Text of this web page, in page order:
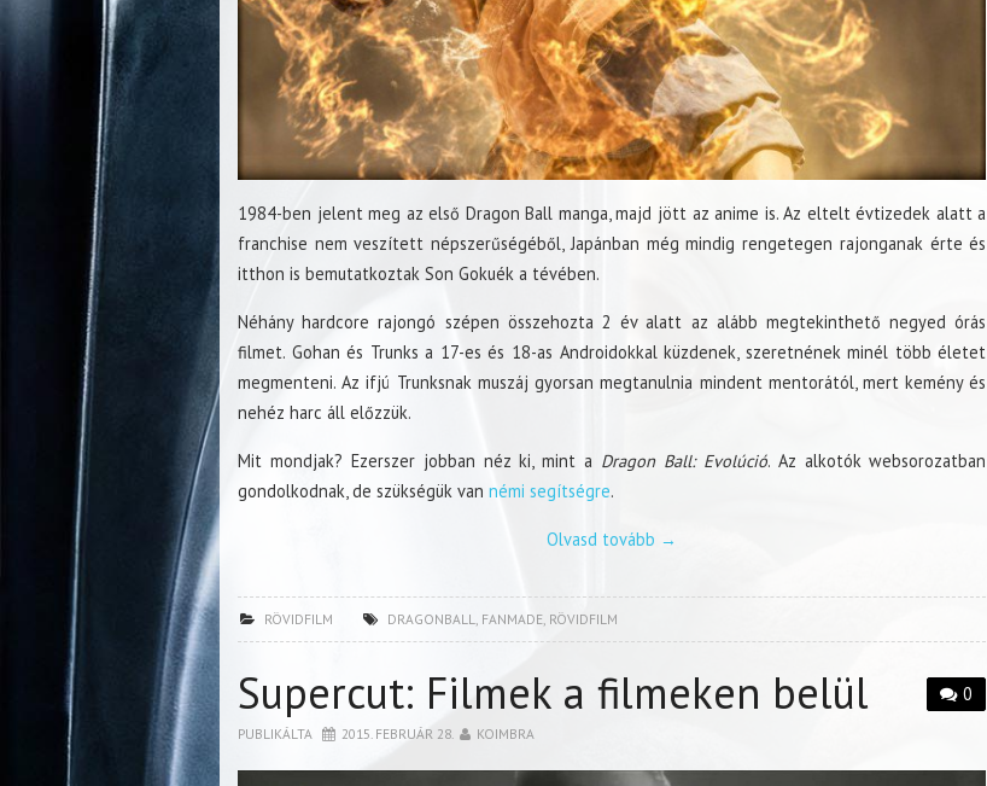
1984-ben jelent meg az első Dragon Ball manga, majd jött az anime is. Az eltelt évtizedek alatt a
franchise nem veszített népszerűségéből, Japánban még mindig rengetegen rajonganak érte és
itthon is bemutatkoztak Son Gokuék a tévében.
Néhány hardcore rajongó szépen összehozta 2 év alatt az alább megtekinthető negyed órás
filmet. Gohan és Trunks a 17-es és 18-as Androidokkal küzdenek, szeretnének minél több életet
megmenteni. Az ifjú Trunksnak muszáj gyorsan megtanulnia mindent mentorától, mert kemény és
nehéz harc áll előzzük.
Mit mondjak? Ezerszer jobban néz ki, mint a Dragon Ball: Evolúció. Az alkotók websorozatban
gondolkodnak, de szükségük van némi segítségre.
Olvasd tovább →
RÖVIDFILM DRAGONBALL FANMADE, RÖVIDFILM
0
Supercut: Filmek a filmeken belül
PUBLIKÁLTA 2015. FEBRUÁR 28. KOIMBRA